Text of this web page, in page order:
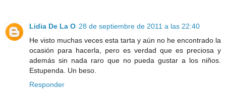
Lidia De La O 28 de septiembre de 2011 a las 22:40
He visto muchas veces esta tarta y aún no he encontrado la
ocasión para hacerla, pero es verdad que es preciosa y
además sin nada raro que no pueda gustar a los niños.
Estupenda. Un beso.
Responder